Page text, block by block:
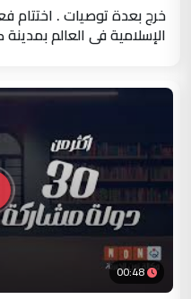
خرج بعدة توصيات . اختتام
الإسلامية في العالم بمدينة
00:48